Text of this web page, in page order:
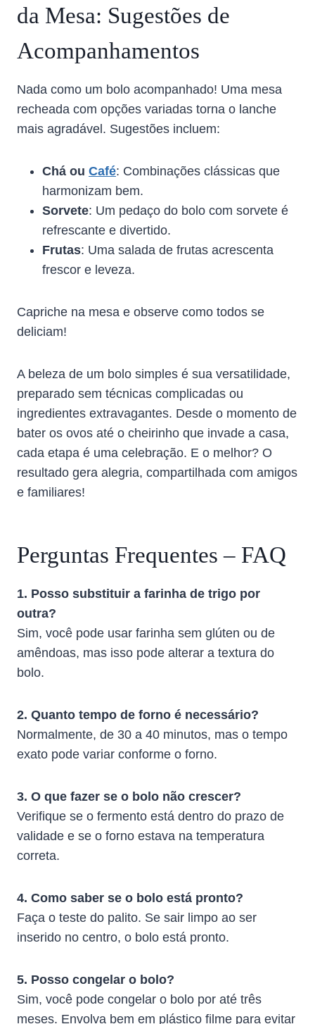
da Mesa: Sugestões de
Acompanhamentos
Nada como um bolo acompanhado! Uma mesa
recheada com opções variadas torna o lanche
mais agradável. Sugestões incluem:
Chá ou Café: Combinações clássicas que
harmonizam bem.
Sorvete: Um pedaço do bolo com sorvete é
refrescante e divertido.
Frutas: Uma salada de frutas acrescenta
frescor e leveza.
Capriche na mesa e observe como todos se
deliciam!
A beleza de um bolo simples é sua versatilidade,
preparado sem técnicas complicadas ou
ingredientes extravagantes. Desde o momento de
bater os ovos até o cheirinho que invade a casa,
cada etapa é uma celebração. E o melhor? O
resultado gera alegria, compartilhada com amigos
e familiares!
Perguntas Frequentes – FAQ
1. Posso substituir a farinha de trigo por
outra?
Sim, você pode usar farinha sem glúten ou de
amêndoas, mas isso pode alterar a textura do
bolo.
2. Quanto tempo de forno é necessário?
Normalmente, de 30 a 40 minutos, mas o tempo
exato pode variar conforme o forno.
3. O que fazer se o bolo não crescer?
Verifique se o fermento está dentro do prazo de
validade e se o forno estava na temperatura
correta.
4. Como saber se o bolo está pronto?
Faça o teste do palito. Se sair limpo ao ser
inserido no centro, o bolo está pronto.
5. Posso congelar o bolo?
Sim, você pode congelar o bolo por até três
meses. Envolva bem em plástico filme para evitar